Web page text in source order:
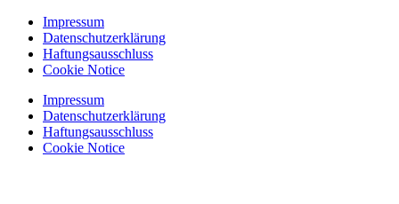
Zum
Inhalt
springen
Impressum
Datenschutzerklärung
Haftungsausschluss
Cookie Notice
Impressum
Datenschutzerklärung
Haftungsausschluss
Cookie Notice